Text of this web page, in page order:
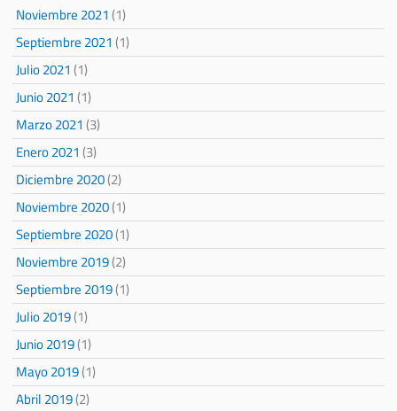
Noviembre 2021(1)
Septiembre 2021(1)
Julio 2021(1)
Junio 2021(1)
Marzo 2021(3)
Enero 2021(3)
Diciembre 2020(2)
Noviembre 2020(1)
Septiembre 2020(1)
Noviembre 2019(2)
Septiembre 2019(1)
Julio 2019(1)
Junio 2019(1)
Mayo 2019(1)
Abril 2019(2)